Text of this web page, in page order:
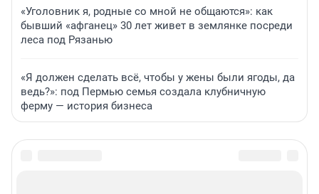
«Уголовник я, родные со мной не общаются»: как
бывший «афганец» 30 лет живет в землянке посреди
леса под Рязанью
«Я должен сделать всё, чтобы у жены были ягоды, да
ведь?»: под Пермью семья создала клубничную
ферму — история бизнеса